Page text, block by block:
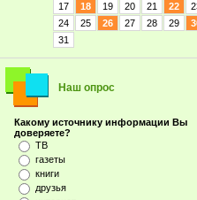
17
18 19 20 21 22
24
25 26 27 28 29
31
Наш опрос
Какому источнику информации Вы
доверяете?
ТВ
газеты
книги
друзья